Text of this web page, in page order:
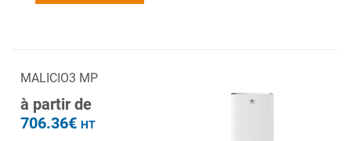
MALICIO3 MP
à partir de
706.36€ HT